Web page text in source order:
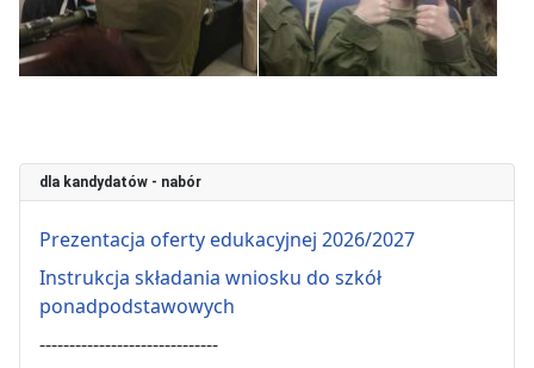
dla kandydatów - nabór
Prezentacja oferty edukacyjnej 2026/2027
Instrukcja składania wniosku do szkół
ponadpodstawowych
------------------------------